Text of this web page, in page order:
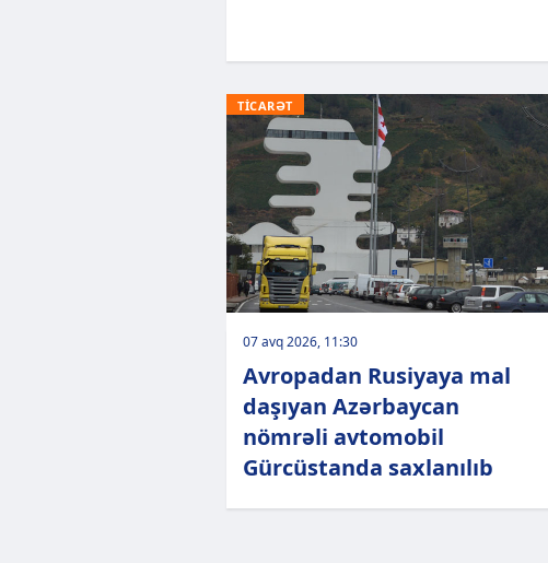
TİCARƏT
07 avq 2026, 11:30
Avropadan Rusiyaya mal
daşıyan Azərbaycan
nömrəli avtomobil
Gürcüstanda saxlanılıb